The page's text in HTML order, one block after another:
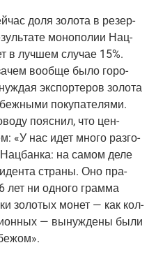
доля золо­та в резер­
моно­по­лии Нац­
в луч­шем слу­чае 15%.
вооб­ще было горо­
экс­пор­те­ров золо­та
поку­па­те­ля­ми.
пояс­нил, что цен­
«У нас идет мно­го раз­го­
на самом деле
стра­ны. Оно пра­
лет ни одно­го грам­ма
золо­тых монет — как кол­
— вынуж­де­ны были